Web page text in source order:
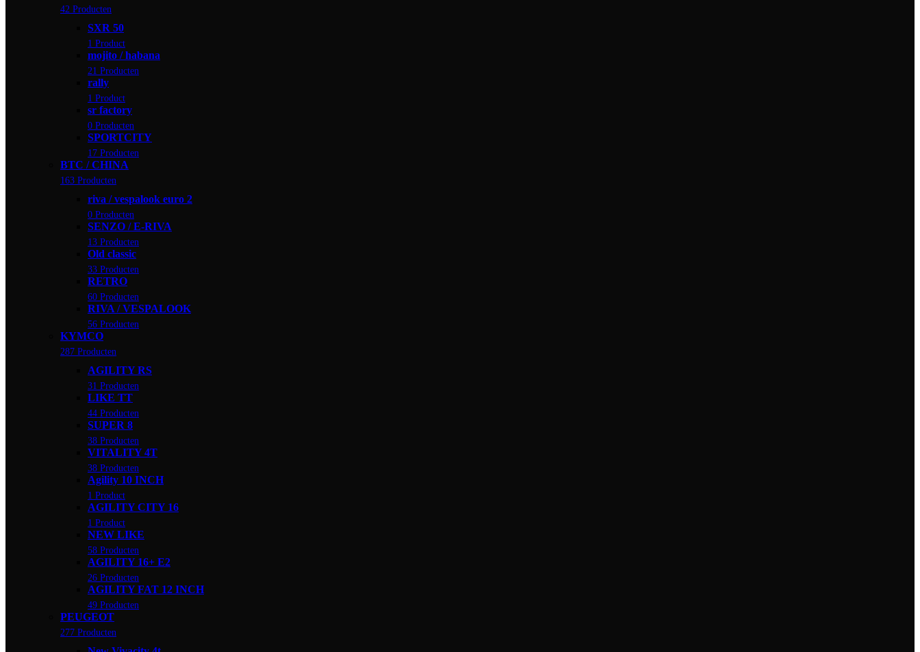
42 Producten
SXR 50
1 Product
mojito / habana
21 Producten
rally
1 Product
sr factory
0 Producten
SPORTCITY
17 Producten
BTC / CHINA
163 Producten
riva / vespalook euro 2
0 Producten
SENZO / E-RIVA
13 Producten
Old classic
33 Producten
RETRO
60 Producten
RIVA / VESPALOOK
56 Producten
KYMCO
287 Producten
AGILITY RS
31 Producten
LIKE TT
44 Producten
SUPER 8
38 Producten
VITALITY 4T
38 Producten
Agility 10 INCH
1 Product
AGILITY CITY 16
1 Product
NEW LIKE
58 Producten
AGILITY 16+ E2
26 Producten
AGILITY FAT 12 INCH
49 Producten
PEUGEOT
277 Producten